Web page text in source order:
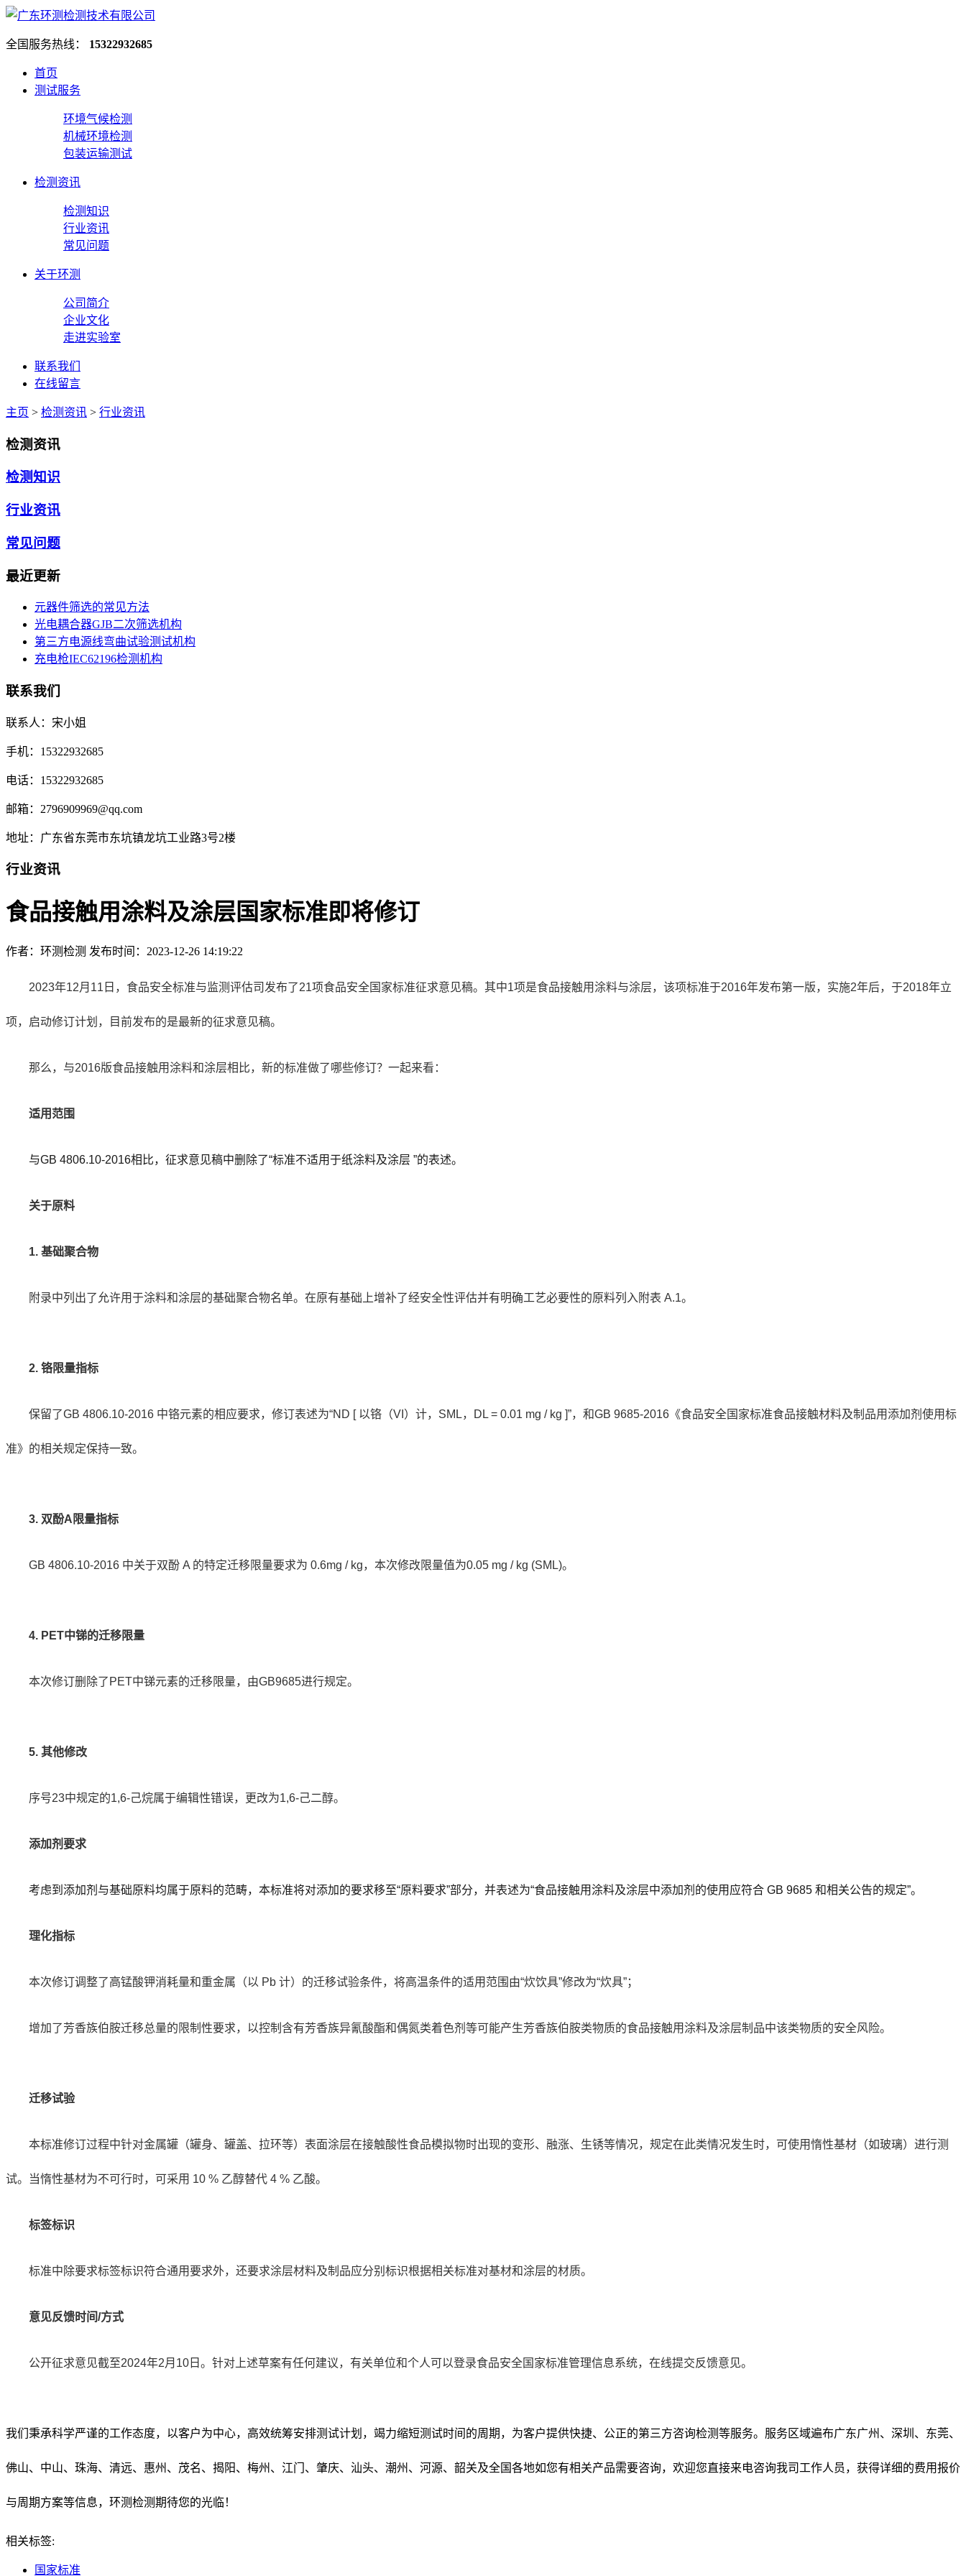
全国服务热线： 15322932685
首页
测试服务
环境气候检测
机械环境检测
包装运输测试
检测资讯
检测知识
行业资讯
常见问题
关于环测
公司简介
企业文化
走进实验室
联系我们
在线留言
主页 > 检测资讯 > 行业资讯
检测资讯
检测知识
行业资讯
常见问题
最近更新
元器件筛选的常见方法
光电耦合器GJB二次筛选机构
第三方电源线弯曲试验测试机构
充电枪IEC62196检测机构
联系我们
联系人：宋小姐
手机：15322932685
电话：15322932685
邮箱：2796909969@qq.com
地址：广东省东莞市东坑镇龙坑工业路3号2楼
行业资讯
食品接触用涂料及涂层国家标准即将修订
作者：环测检测 发布时间：2023-12-26 14:19:22
2023年12月11日，食品安全标准与监测评估司发布了21项食品安全国家标准征求意见稿。其中1项是食品接触用涂料与涂层，该项标准于2016年发布第一版，实施2年后，于2018年立
项，启动修订计划，目前发布的是最新的征求意见稿。
那么，与2016版食品接触用涂料和涂层相比，新的标准做了哪些修订？一起来看：
适用范围
与GB 4806.10-2016相比，征求意见稿中删除了“标准不适用于纸涂料及涂层 ”的表述。
关于原料
1. 基础聚合物
附录中列出了允许用于涂料和涂层的基础聚合物名单。在原有基础上增补了经安全性评估并有明确工艺必要性的原料列入附表 A.1。
2. 铬限量指标
保留了GB 4806.10-2016 中铬元素的相应要求，修订表述为“ND [ 以铬（VI）计，SML，DL = 0.01 mg / kg ]”，和GB 9685-2016《食品安全国家标准食品接触材料及制品用添加剂使用标
准》的相关规定保持一致。
3. 双酚A限量指标
GB 4806.10-2016 中关于双酚 A 的特定迁移限量要求为 0.6mg / kg，本次修改限量值为0.05 mg / kg (SML)。
4. PET中锑的迁移限量
本次修订删除了PET中锑元素的迁移限量，由GB9685进行规定。
5. 其他修改
序号23中规定的1,6-己烷属于编辑性错误，更改为1,6-己二醇。
添加剂要求
考虑到添加剂与基础原料均属于原料的范畴，本标准将对添加的要求移至“原料要求”部分，并表述为“食品接触用涂料及涂层中添加剂的使用应符合 GB 9685 和相关公告的规定”。
理化指标
本次修订调整了高锰酸钾消耗量和重金属（以 Pb 计）的迁移试验条件，将高温条件的适用范围由“炊饮具”修改为“炊具”；
增加了芳香族伯胺迁移总量的限制性要求，以控制含有芳香族异氰酸酯和偶氮类着色剂等可能产生芳香族伯胺类物质的食品接触用涂料及涂层制品中该类物质的安全风险。
迁移试验
本标准修订过程中针对金属罐（罐身、罐盖、拉环等）表面涂层在接触酸性食品模拟物时出现的变形、融涨、生锈等情况，规定在此类情况发生时，可使用惰性基材（如玻璃）进行测
试。当惰性基材为不可行时，可采用 10 % 乙醇替代 4 % 乙酸。
标签标识
标准中除要求标签标识符合通用要求外，还要求涂层材料及制品应分别标识根据相关标准对基材和涂层的材质。
意见反馈时间/方式
公开征求意见截至2024年2月10日。针对上述草案有任何建议，有关单位和个人可以登录食品安全国家标准管理信息系统，在线提交反馈意见。
我们秉承科学严谨的工作态度，以客户为中心，高效统筹安排测试计划，竭力缩短测试时间的周期，为客户提供快捷、公正的第三方咨询检测等服务。服务区域遍布广东广州、深圳、东莞、
佛山、中山、珠海、清远、惠州、茂名、揭阳、梅州、江门、肇庆、汕头、潮州、河源、韶关及全国各地如您有相关产品需要咨询，欢迎您直接来电咨询我司工作人员，获得详细的费用报价
与周期方案等信息，环测检测期待您的光临！
相关标签:
国家标准